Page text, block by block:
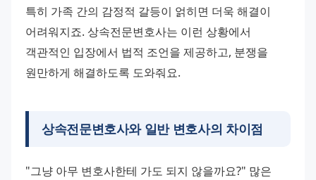
특히 가족 간의 감정적 갈등이 얽히면 더욱 해결이
어려워지죠. 상속전문변호사는 이런 상황에서
객관적인 입장에서 법적 조언을 제공하고, 분쟁을
원만하게 해결하도록 도와줘요.
상속전문변호사와 일반 변호사의 차이점
"그냥 아무 변호사한테 가도 되지 않을까요?" 많은